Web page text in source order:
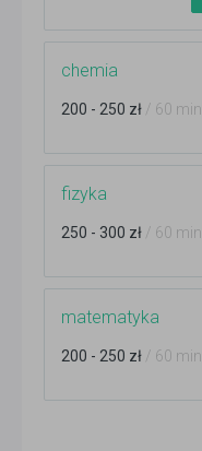
chemia
200 - 250 zł / 60 min
fizyka
250 - 300 zł / 60 min
matematyka
200 - 250 zł / 60 min